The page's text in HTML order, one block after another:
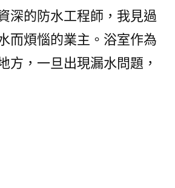
深的防水工程師，我見過
而煩惱的業主。浴室作為
方，一旦出現漏水問題，